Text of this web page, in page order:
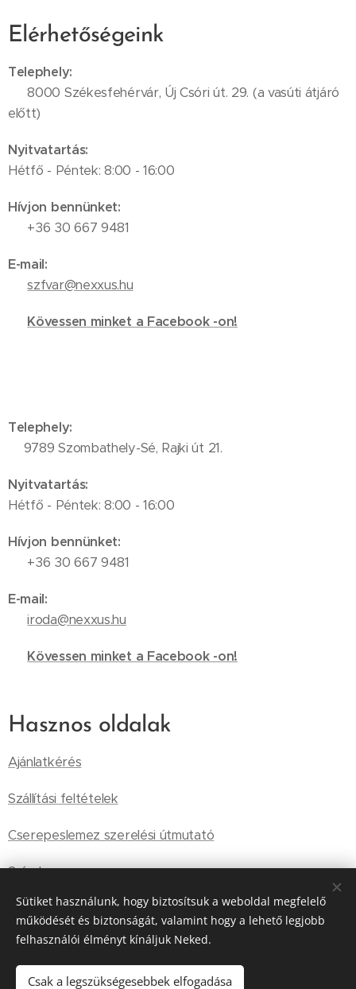
Elérhetőségeink
Telephely:
📍 8000 Székesfehérvár, Új Csóri út. 29. (a vasúti átjáró
előtt)
Nyitvatartás:
Hétfő - Péntek: 8:00 - 16:00
Hívjon bennünket:
📞 +36 30 667 9481
E-mail:
✉️szfvar@nexxus.hu
Kövessen minket a Facebook -on!
Telephely:
📍9789 Szombathely-Sé, Rajki út 21.
Nyitvatartás:
Hétfő - Péntek: 8:00 - 16:00
Hívjon bennünket:
📞 +36 30 667 9481
E-mail:
✉️iroda@nexxus.hu
Kövessen minket a Facebook -on!
Hasznos oldalak
Ajánlatkérés
Szállítási feltételek
Cserepeslemez szerelési útmutató
Színek
Általános Szállítási Feltételek
Tárolási információk
Adatkezelési szabályzat
Sütiket használunk, hogy biztosítsuk a weboldal megfelelő
működését és biztonságát, valamint hogy a lehető legjobb
felhasználói élményt kínáljuk Neked.
Csak a legszükségesebbek elfogadása